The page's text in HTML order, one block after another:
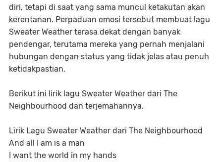
diri, tetapi di saat yang sama muncul ketakutan akan
kerentanan. Perpaduan emosi tersebut membuat lagu
Sweater Weather terasa dekat dengan banyak
pendengar, terutama mereka yang pernah menjalani
hubungan dengan status yang tidak jelas atau penuh
ketidakpastian.
Berikut ini lirik lagu Sweater Weather dari The
Neighbourhood dan terjemahannya.
Lirik Lagu Sweater Weather dari The Neighbourhood
And all I am is a man
I want the world in my hands